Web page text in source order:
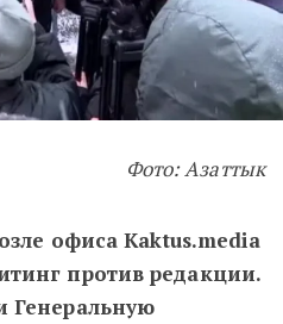
Фото: Азаттык
офиса Kaktus.media
против редакции.
Генеральную